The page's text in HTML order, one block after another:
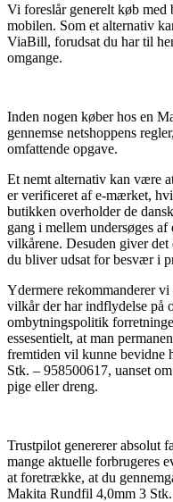
Vi foreslår generelt køb med
mobilen. Som et alternativ
ViaBill, forudsat du har til
omgange.
Inden nogen køber hos en
gennemse netshoppens
omfattende opgave.
Et nemt alternativ kan være
er verificeret af e-mærket,
butikken overholder de
gang i mellem undersøges
vilkårene. Desuden giver det
du bliver udsat for besvær i
Ydermere rekommanderer vi
vilkår der har indflydelse på
ombytningspolitik
essesentielt, at man
fremtiden vil kunne bevidne
Stk. – 958500617, uanset
pige eller dreng.
Trustpilot genererer absolut
mange aktuelle forbrugeres
at foretrække, at du
Makita Rundfil 4,0mm 3